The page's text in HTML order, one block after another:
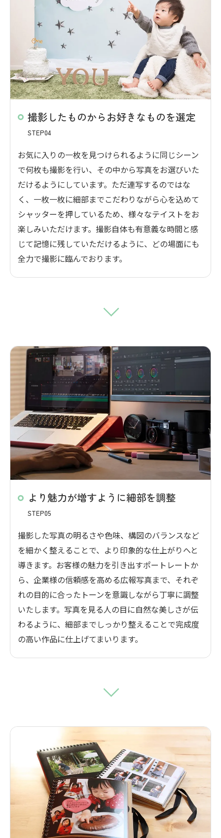
撮影したものからお好きなものを選定
STEP04
お気に入りの一枚を見つけられるように同じシーン
で何枚も撮影を行い、その中から写真をお選びいた
だけるようにしています。ただ連写するのではな
く、一枚一枚に細部までこだわりながら心を込めて
シャッターを押しているため、様々なテイストをお
楽しみいただけます。撮影自体も有意義な時間と感
じて記憶に残していただけるように、どの場面にも
全力で撮影に臨んでおります。
より魅力が増すように細部を調整
STEP05
撮影した写真の明るさや色味、構図のバランスなど
を細かく整えることで、より印象的な仕上がりへと
導きます。お客様の魅力を引き出すポートレートか
ら、企業様の信頼感を高める広報写真まで、それぞ
れの目的に合ったトーンを意識しながら丁寧に調整
いたします。写真を見る人の目に自然な美しさが伝
わるように、細部までしっかり整えることで完成度
の高い作品に仕上げてまいります。